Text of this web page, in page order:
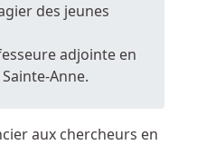
des jeunes
adjointe en
Anne.
aux chercheurs en